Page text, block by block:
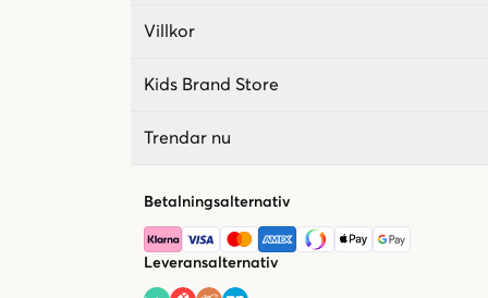
Villkor
Kids Brand Store
Trendar nu
Betalningsalternativ
Leveransalternativ